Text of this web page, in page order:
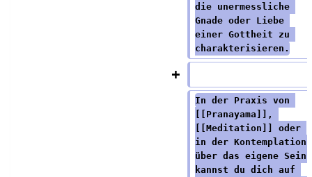
die unermessliche
Gnade oder Liebe
einer Gottheit zu
charakterisieren.
In der Praxis von
[[Pranayama]],
[[Meditation]] oder
in der Kontemplation
über das eigene Sein
kannst du dich auf